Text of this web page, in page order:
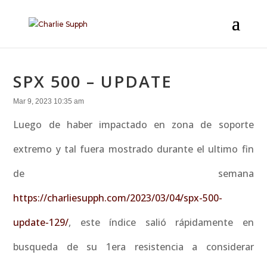
SPX 500 – UPDATE
Mar 9, 2023 10:35 am
Luego de haber impactado en zona de soporte
extremo y tal fuera mostrado durante el ultimo fin
de semana
https://charliesupph.com/2023/03/04/spx-500-
update-129/, este índice salió rápidamente en
busqueda de su 1era resistencia a considerar